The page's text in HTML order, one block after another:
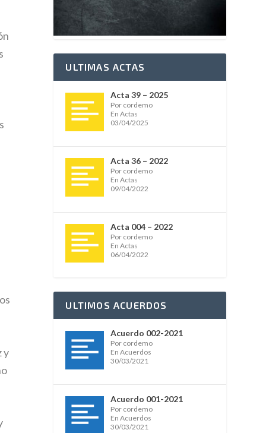
y
ULTIMAS ACTAS
Acta 39 – 2025
Por cordemo
En Actas
03/04/2025
Acta 36 – 2022
Por cordemo
En Actas
09/04/2022
Acta 004 – 2022
Por cordemo
En Actas
06/04/2022
ULTIMOS ACUERDOS
Acuerdo 002-2021
Por cordemo
En Acuerdos
30/03/2021
Acuerdo 001-2021
Por cordemo
En Acuerdos
30/03/2021